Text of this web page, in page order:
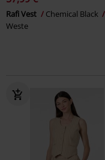
Rafi Vest
Chemical Black
Weste